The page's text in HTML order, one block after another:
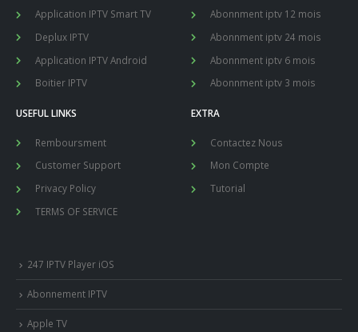
Application IPTV Smart TV
Deplux IPTV
Application IPTV Android
Boitier IPTV
Abonnment iptv 12 mois
Abonnment iptv 24 mois
Abonnment iptv 6 mois
Abonnment iptv 3 mois
USEFUL LINKS
Remboursment
Customer Support
Privacy Policy
TERMS OF SERVICE
EXTRA
Contactez Nous
Mon Compte
Tutorial
247 IPTV Player iOS
Abonnement IPTV
Apple TV